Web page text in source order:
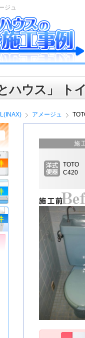
ジュ
ハウス」 ト
アメージュ
施
TOTO
C420